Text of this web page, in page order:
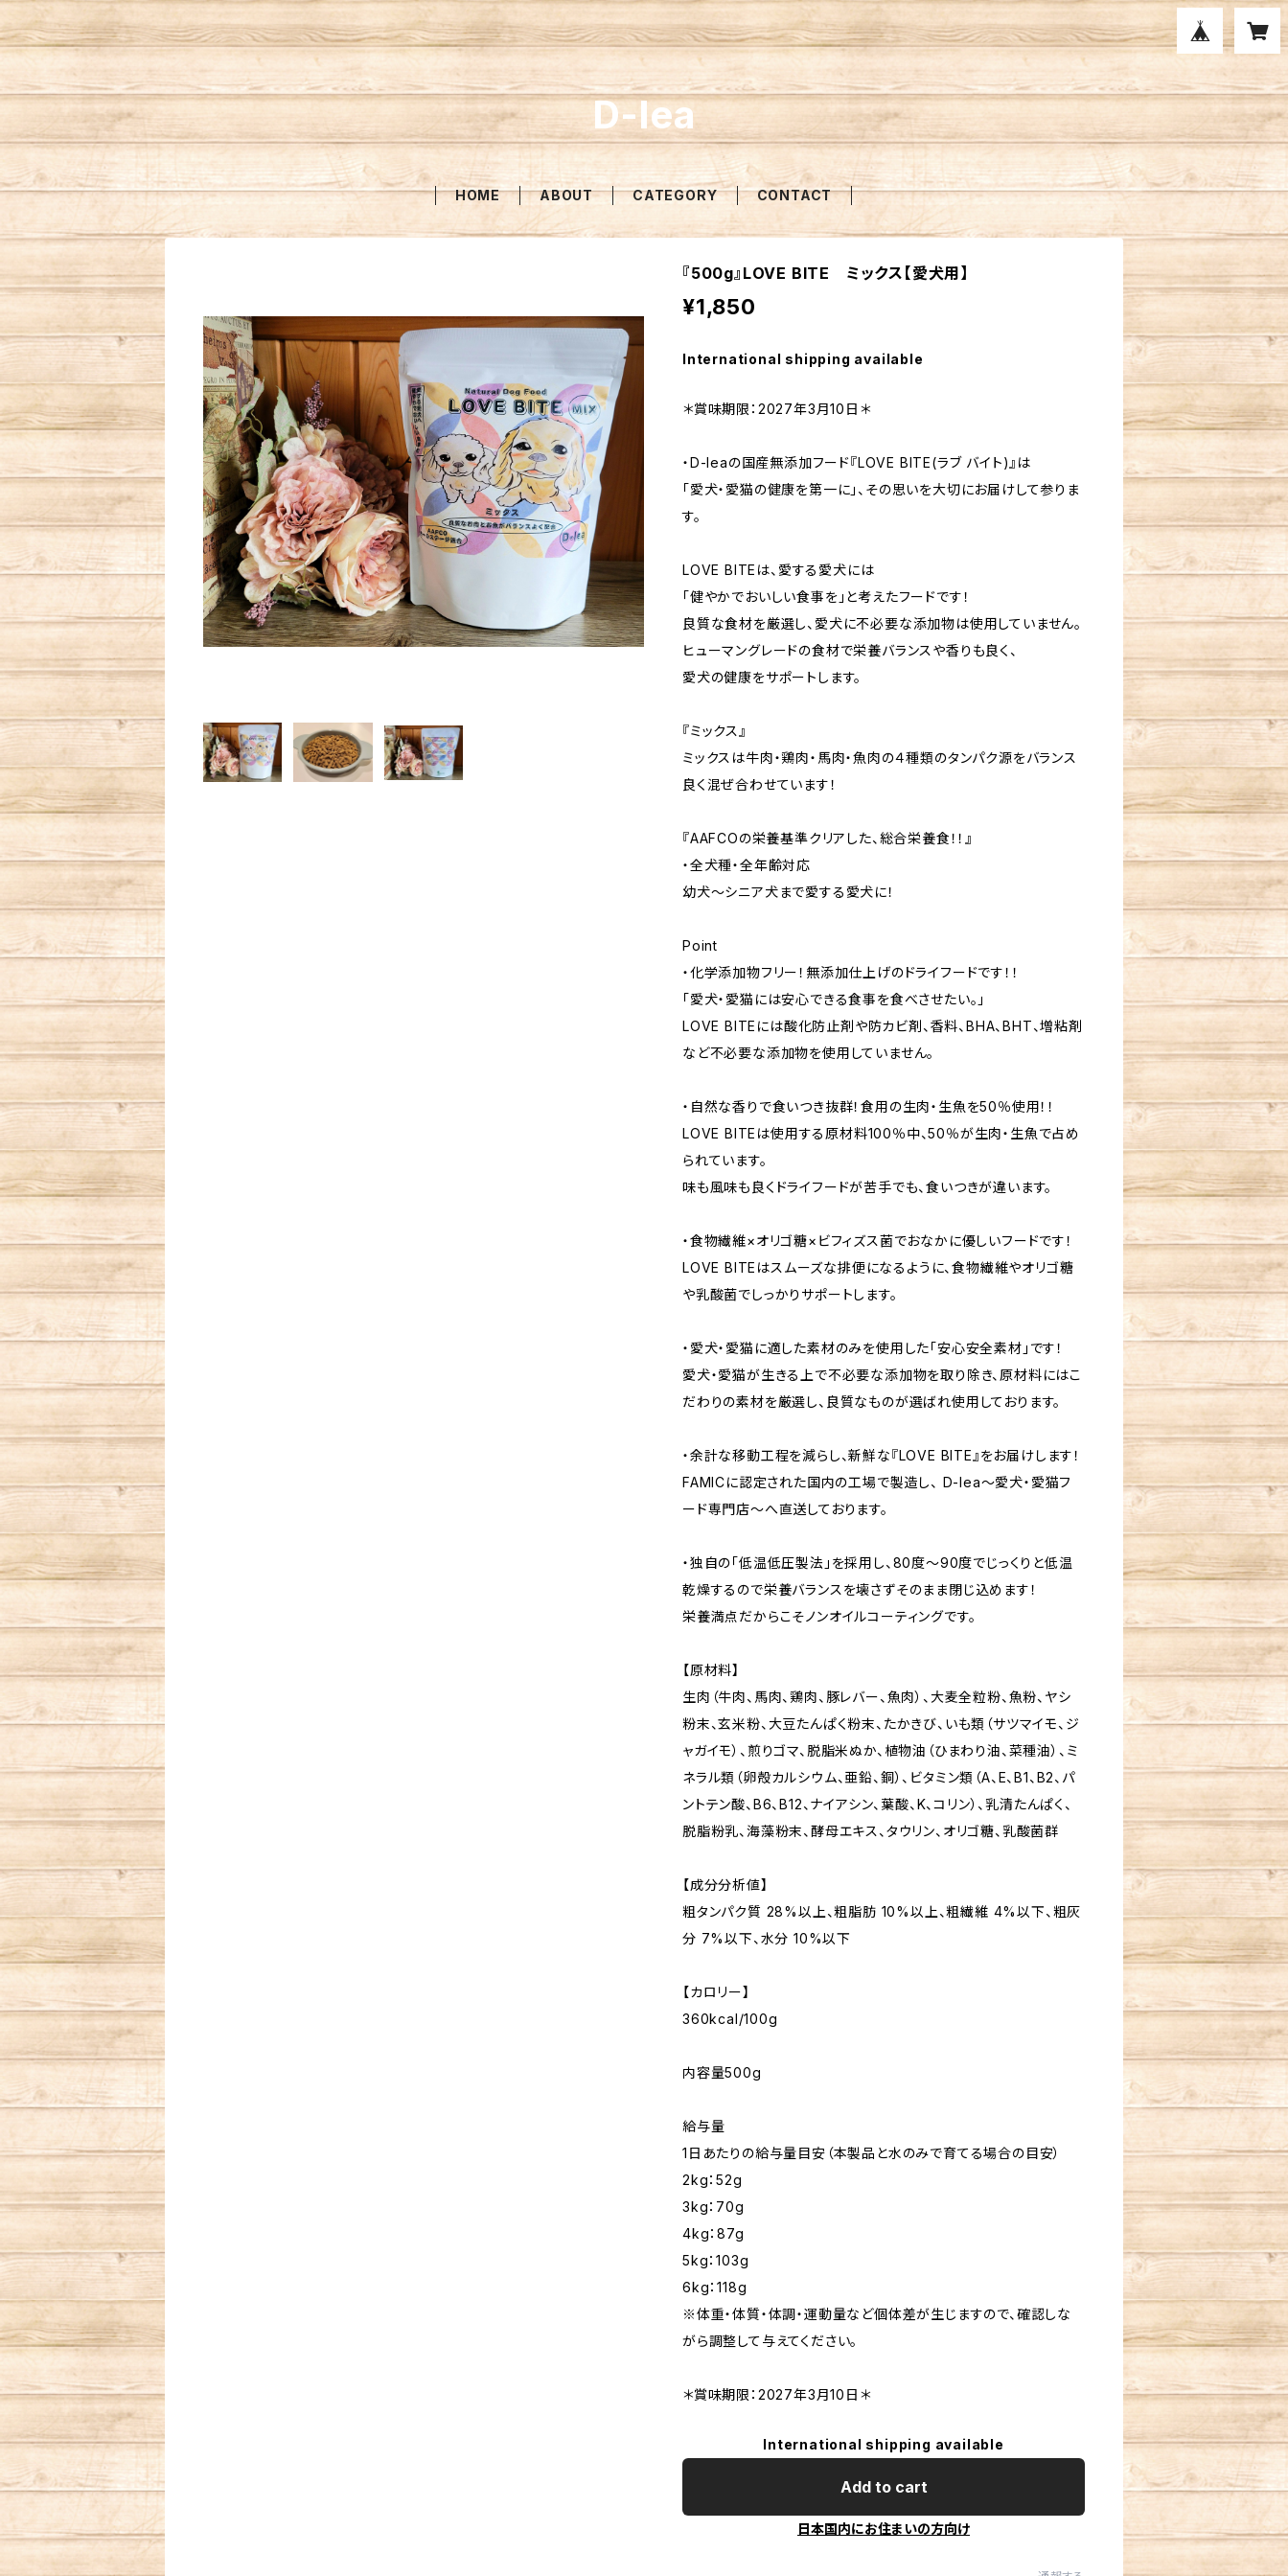
D-lea
HOME ABOUT CATEGORY CONTACT
『500g』LOVE BITE ミックス【愛犬用】
¥1,850
International shipping available
＊賞味期限：2027年3月10日＊
・D-leaの国産無添加フード『LOVE BITE(ラブ バイト)』は
「愛犬・愛猫の健康を第一に」、その思いを大切にお届けして参りま
す。
LOVE BITEは、愛する愛犬には
「健やかでおいしい食事を」と考えたフードです！
良質な食材を厳選し、愛犬に不必要な添加物は使用していません。
ヒューマングレードの食材で栄養バランスや香りも良く、
愛犬の健康をサポートします。
『ミックス』
ミックスは牛肉・鶏肉・馬肉・魚肉の４種類のタンパク源をバランス
良く混ぜ合わせています！
『AAFCOの栄養基準クリアした、総合栄養食！！』
・全犬種・全年齢対応
幼犬～シニア犬まで愛する愛犬に！
Point
・化学添加物フリー！無添加仕上げのドライフードです！！
「愛犬・愛猫には安心できる食事を食べさせたい。」
LOVE BITEには酸化防止剤や防カビ剤、香料、BHA、BHT、増粘剤
など不必要な添加物を使用していません。
・自然な香りで食いつき抜群！食用の生肉・生魚を50％使用！！
LOVE BITEは使用する原材料100％中、50％が生肉・生魚で占め
られています。
味も風味も良くドライフードが苦手でも、食いつきが違います。
・食物繊維×オリゴ糖×ビフィズス菌でおなかに優しいフードです！
LOVE BITEはスムーズな排便になるように、食物繊維やオリゴ糖
や乳酸菌でしっかりサポートします。
・愛犬・愛猫に適した素材のみを使用した「安心安全素材」です！
愛犬・愛猫が生きる上で不必要な添加物を取り除き、原材料にはこ
だわりの素材を厳選し、良質なものが選ばれ使用しております。
・余計な移動工程を減らし、新鮮な『LOVE BITE』をお届けします！
FAMICに認定された国内の工場で製造し、 D-lea～愛犬・愛猫フ
ード専門店～へ直送しております。
・独自の「低温低圧製法」を採用し、80度〜90度でじっくりと低温
乾燥するので栄養バランスを壊さずそのまま閉じ込めます！
栄養満点だからこそノンオイルコーティングです。
【原材料】
生肉（牛肉、馬肉、鶏肉、豚レバー、魚肉）、大麦全粒粉、魚粉、ヤシ
粉末、玄米粉、大豆たんぱく粉末、たかきび、いも類（サツマイモ、ジ
ャガイモ）、煎りゴマ、脱脂米ぬか、植物油（ひまわり油、菜種油）、ミ
ネラル類（卵殻カルシウム、亜鉛、銅）、ビタミン類（A、E、B1、B2、パ
ントテン酸、B6、B12、ナイアシン、葉酸、K、コリン）、乳清たんぱく、
脱脂粉乳、海藻粉末、酵母エキス、タウリン、オリゴ糖、乳酸菌群
【成分分析値】
粗タンパク質 28%以上、粗脂肪 10%以上、粗繊維 4%以下、粗灰
分 7%以下、水分 10%以下
【カロリー】
360kcal/100g
内容量500g
給与量
1日あたりの給与量目安（本製品と水のみで育てる場合の目安）
2kg：52g
3kg：70g
4kg：87g
5kg：103g
6kg：118g
※体重・体質・体調・運動量など個体差が生じますので、確認しな
がら調整して与えてください。
＊賞味期限：2027年3月10日＊
International shipping available
Add to cart
日本国内にお住まいの方向け